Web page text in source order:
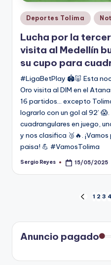
Publicado
en
Deportes Tolima
Lucha por la
visita al Medellín
su cupo para
#LigaBetPlay 🏟️🐷 Esta
Oro visita al DIM en el
16 partidos… excepto
lograrlo con un gol al 92’
cuadrangulares en juego,
y nos clasifica 🥉🔥.
paisa! 💪 #VamosTolima
Publicado
Sergio Reyes 15/05/2025
Paginación
de
entradas
PÁGINA
1 2 3 4
Anuncio pagado